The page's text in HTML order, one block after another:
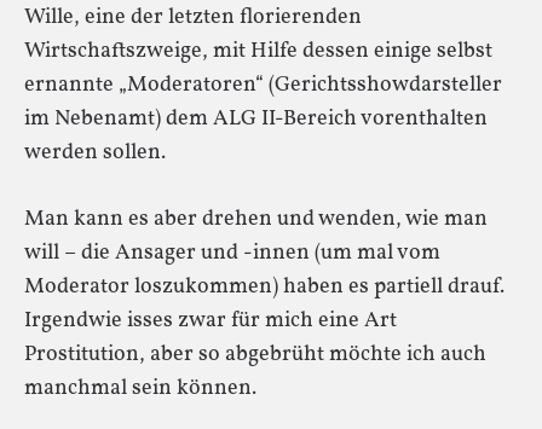
Wille, eine der letzten florierenden
Wirtschaftszweige, mit Hilfe dessen einige selbst
ernannte „Moderatoren“ (Gerichtsshowdarsteller
im Nebenamt) dem ALG II-Bereich vorenthalten
werden sollen.
Man kann es aber drehen und wenden, wie man
will – die Ansager und -innen (um mal vom
Moderator loszukommen) haben es partiell drauf.
Irgendwie isses zwar für mich eine Art
Prostitution, aber so abgebrüht möchte ich auch
manchmal sein können.